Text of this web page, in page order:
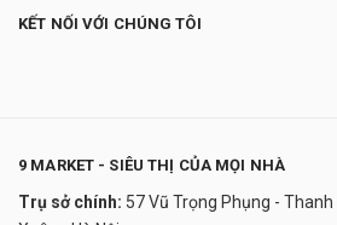
KẾT NỐI VỚI CHÚNG TÔI
9 MARKET - SIÊU THỊ CỦA MỌI NHÀ
Trụ sở chính: 57 Vũ Trọng Phụng -